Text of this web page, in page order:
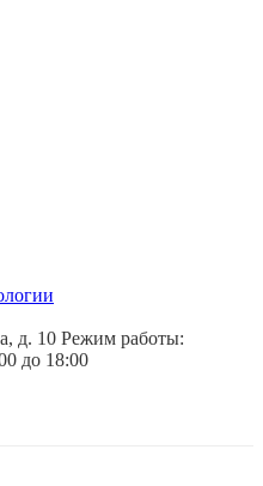
д. 10 Режим работы:
до 18:00